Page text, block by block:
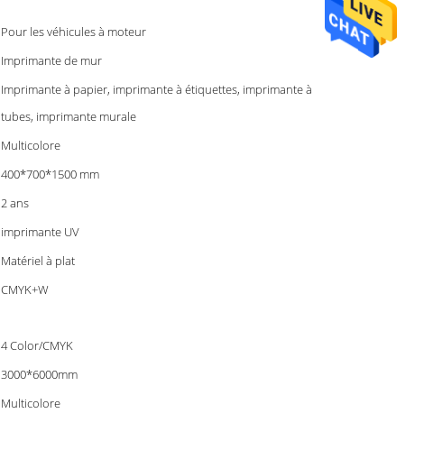
Pour les véhicules à moteur
Imprimante de mur
Imprimante à papier, imprimante à étiquettes, imprimante à
tubes, imprimante murale
Multicolore
400*700*1500 mm
2 ans
imprimante UV
Matériel à plat
CMYK+W
4 Color/CMYK
3000*6000mm
Multicolore